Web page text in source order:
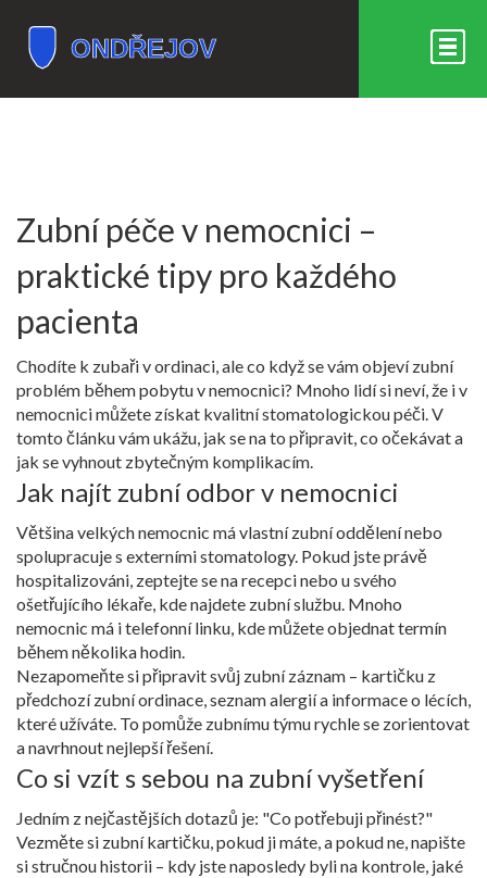
Zubní péče v nemocnici –
praktické tipy pro každého
pacienta
Chodíte k zubaři v ordinaci, ale co když se vám objeví zubní
problém během pobytu v nemocnici? Mnoho lidí si neví, že i v
nemocnici můžete získat kvalitní stomatologickou péči. V
tomto článku vám ukážu, jak se na to připravit, co očekávat a
jak se vyhnout zbytečným komplikacím.
Jak najít zubní odbor v nemocnici
Většina velkých nemocnic má vlastní zubní oddělení nebo
spolupracuje s externími stomatology. Pokud jste právě
hospitalizováni, zeptejte se na recepci nebo u svého
ošetřujícího lékaře, kde najdete zubní službu. Mnoho
nemocnic má i telefonní linku, kde můžete objednat termín
během několika hodin.
Nezapomeňte si připravit svůj zubní záznam – kartičku z
předchozí zubní ordinace, seznam alergií a informace o lécích,
které užíváte. To pomůže zubnímu týmu rychle se zorientovat
a navrhnout nejlepší řešení.
Co si vzít s sebou na zubní vyšetření
Jedním z nejčastějších dotazů je: "Co potřebuji přinést?"
Vezměte si zubní kartičku, pokud ji máte, a pokud ne, napište
si stručnou historii – kdy jste naposledy byli na kontrole, jaké